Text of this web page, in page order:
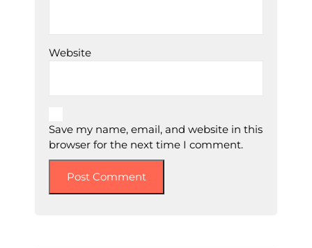
Website
Save my name, email, and website in this
browser for the next time I comment.